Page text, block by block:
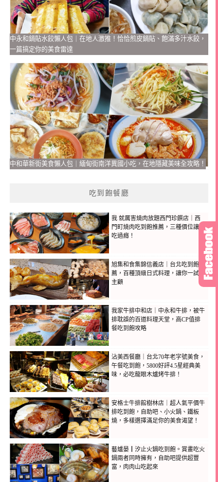
中永和鍋貼水餃懶人包｜在地人激推！恰恰煎皮鍋貼、飽滿多汁水餃，
一篇搞定你的美食雷達
中和華新街美食懶人包｜緬甸街南洋異國小吃，在地隱藏美味全攻略！
吃到飽餐廳
我 就厲害燒肉放題西門珍饌店｜西
門町燒肉吃到飽推薦，三種價位讓你
吃過癮！
旭集和食集錦信義店｜台北吃到飽推
薦，百種頂級日式料理，讓你一試成
主顧
我家牛排中和店｜中永和牛排，被牛
排耽誤的百道料理天堂，高CP值排
餐吃到飽攻略
沾美西餐廳｜台北70年老字號美食，
午餐吃到飽，5800好評4.5星經典美
味，必吃龍眼木爐烤牛排！
安格士牛排館樹林店｜超人氣平價牛
排吃到飽，自助吧、小火鍋、鐵板
燒，多樣選擇滿足你的美食渴望！
藝爐晏┃汐止火鍋吃到飽。賞畫吃火
鍋兩者同時擁有，自助吧提供超豐
富，肉肉山吃起來